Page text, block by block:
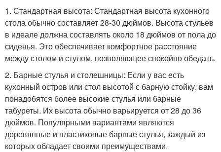
1. Стандартная высота: Стандартная высота кухонного
стола обычно составляет 28-30 дюймов. Высота стульев
в идеале должна составлять около 18 дюймов от пола до
сиденья. Это обеспечивает комфортное расстояние
между столом и стулом, позволяющее спокойно обедать.
2. Барные стулья и столешницы: Если у вас есть
кухонный остров или стол высотой с барную стойку, вам
понадобятся более высокие стулья или барные
табуреты. Их высота обычно варьируется от 28 до 36
дюймов. Популярными вариантами являются
деревянные и пластиковые барные стулья, каждый из
которых обладает своими преимуществами.